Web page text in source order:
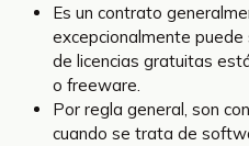
Es un contrato
excepcionalmente
de licencias gratuitas
o freeware.
Por regla general, son
cuando se trata de